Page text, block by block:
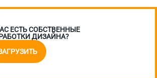
ЕСТЬ СОБСТВЕННЫЕ
ДИЗАЙНА?